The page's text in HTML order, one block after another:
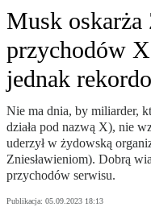
Musk oskarża
przychodów
jednak
Nie ma dnia, by miliarder,
działa pod nazwą X), nie
uderzył w żydowską
Zniesławieniom). Dobrą
przychodów serwisu.
Publikacja: 05.09.2023 18:13